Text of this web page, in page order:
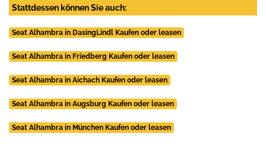
Stattdessen können Sie auch:
Seat Alhambra in DasingLindl Kaufen oder leasen
Seat Alhambra in Friedberg Kaufen oder leasen
Seat Alhambra in Aichach Kaufen oder leasen
Seat Alhambra in Augsburg Kaufen oder leasen
Seat Alhambra in München Kaufen oder leasen